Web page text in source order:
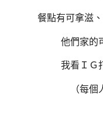
餐點有可拿滋
他們家的
我看ＩＧ
（每